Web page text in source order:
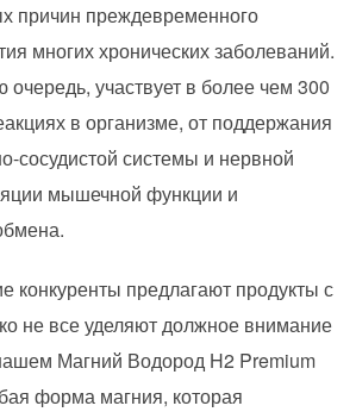
причин преждевременного
многих хронических заболеваний.
участвует в более чем 300
в организме, от поддержания
сосудистой системы и нервной
мышечной функции и
конкуренты предлагают продукты с
не все уделяют должное внимание
Магний Водород H2 Premium
форма магния, которая